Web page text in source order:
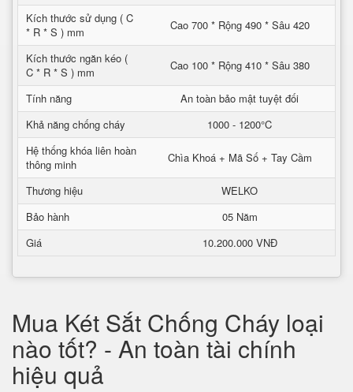
Kích thước sử dụng ( C
* R * S ) mm
Cao 700 * Rộng 490 * Sâu 420
Kích thước ngăn kéo (
C * R * S ) mm
Cao 100 * Rộng 410 * Sâu 380
Tính năng
An toàn bảo mật tuyệt đối
Khả năng chống cháy
1000 - 1200°C
Hệ thống khóa liên hoàn
thông minh
Chìa Khoá + Mã Số + Tay Cầm
Thương hiệu
WELKO
Bảo hành
05 Năm
Giá
10.200.000 VNĐ
Mua Két Sắt Chống Cháy loại
nào tốt? - An toàn tài chính
hiệu quả